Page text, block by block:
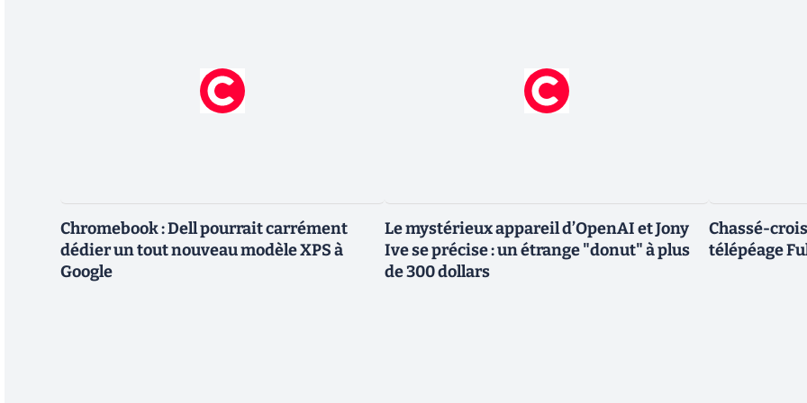
Chromebook : Dell pourrait carrément
dédier un tout nouveau modèle XPS à
Google
Le mystérieux appareil d’OpenAI et Jony
Ive se précise : un étrange "donut" à plus
de 300 dollars
Chassé-
télépéage